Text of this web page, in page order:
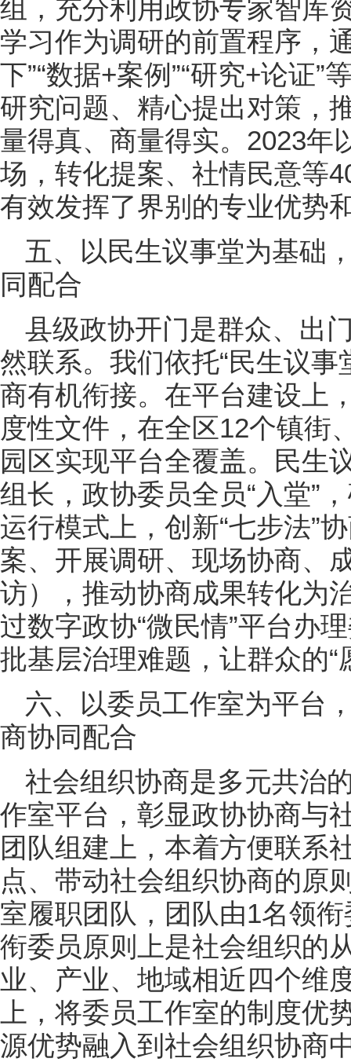
组，充分利用政协专家智库
学习作为调研的前置程序，
下”“数据+案例”“研究+论证
研究问题、精心提出对策，
量得真、商量得实。2023年
场，转化提案、社情民意等
有效发挥了界别的专业优势
五、以民生议事堂为基础
同配合
县级政协开门是群众、出
然联系。我们依托“民生议
商有机衔接。在平台建设上
度性文件，在全区12个镇街
园区实现平台全覆盖。民生
组长，政协委员全员“入堂”
运行模式上，创新“七步法”
案、开展调研、现场协商、
访），推动协商成果转化为
过数字政协“微民情”平台办
批基层治理难题，让群众的“
六、以委员工作室为平台
商协同配合
社会组织协商是多元共治
作室平台，彰显政协协商与
团队组建上，本着方便联系
点、带动社会组织协商的原
室履职团队，团队由1名领
衔委员原则上是社会组织的
业、产业、地域相近四个维
上，将委员工作室的制度优
源优势融入到社会组织协商